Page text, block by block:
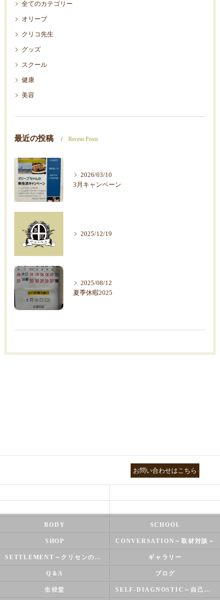
全てのカテゴリー
オリーブ
クリコ先生
グッズ
スクール
健康
美容
最近の投稿 Recent Posts
2026/03/10
3月キャンペーン
2025/12/19
2025/08/12
夏季休暇2025
お問い合わせはこちら
BODY SCHOOL
SHOP CONVERSATION～取材対談～
SETTLEMENT～クリセンのズバリ解決シリーズ～ ギャラリー
Q＆A ブログ
生径堂 SELF-DIAGNOSTIC～自己診断～